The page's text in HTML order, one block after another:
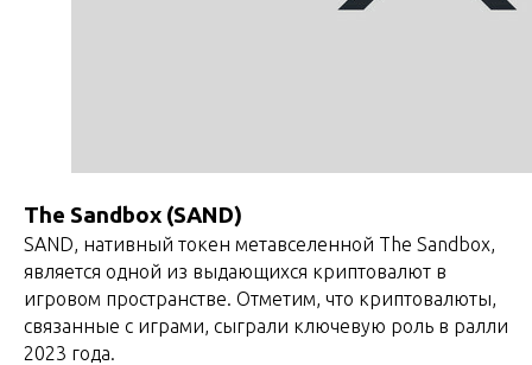
The Sandbox (SAND)
SAND, нативный токен метавселенной The Sandbox,
является одной из выдающихся криптовалют в
игровом пространстве. Отметим, что криптовалюты,
связанные с играми, сыграли ключевую роль в ралли
2023 года.